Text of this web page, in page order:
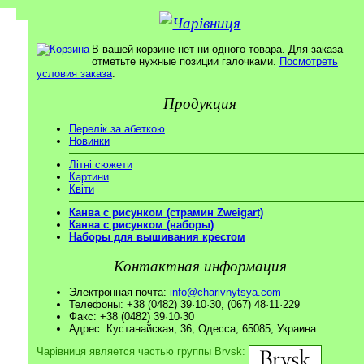
В вашей корзине нет ни одного товара. Для заказа
отметьте нужные позиции галочками. Посмотреть
условия заказа.
Продукция
Перелік за абеткою
Новинки
Літні сюжети
Картини
Квіти
Канва с рисунком (страмин Zweigart)
Канва с рисунком (наборы)
Наборы для вышивания крестом
Контактная информация
Электронная почта: info@charivnytsya.com
Телефоны: +38 (0482) 39·10·30, (067) 48·11·229
Факс: +38 (0482) 39·10·30
Адрес: Кустанайская, 36, Одесса, 65085, Украина
Чарівниця является частью группы Brvsk: